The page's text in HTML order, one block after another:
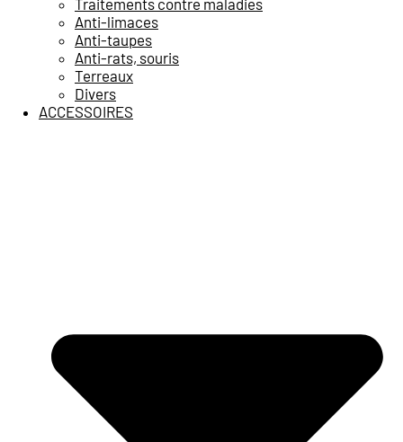
Traitements contre maladies
Anti-limaces
Anti-taupes
Anti-rats, souris
Terreaux
Divers
ACCESSOIRES